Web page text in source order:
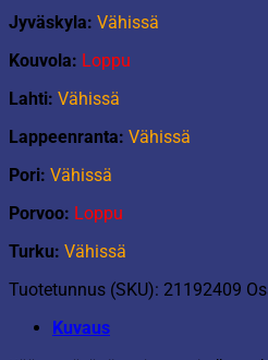
Jyväskyla: Vähissä
Kouvola: Loppu
Lahti: Vähissä
Lappeenranta: Vähissä
Pori: Vähissä
Porvoo: Loppu
Turku: Vähissä
Tuotetunnus (SKU): 21192409
Kuvaus